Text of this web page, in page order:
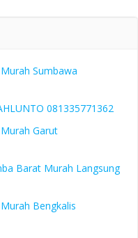
Sumbawa
081335771362
Garut
Barat Murah Langsung
Bengkalis